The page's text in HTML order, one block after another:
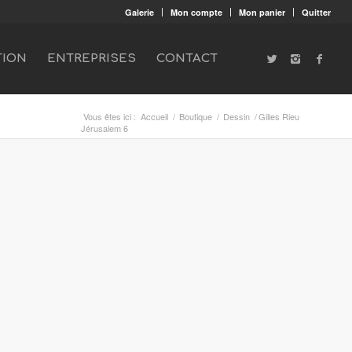
Galerie Mon compte Mon panier Quitter
ENTREPRISES CONTACT
Vous êtes ici : Accueil / Boutique / Dessin /Gilles Rieu
Jérusalem 6